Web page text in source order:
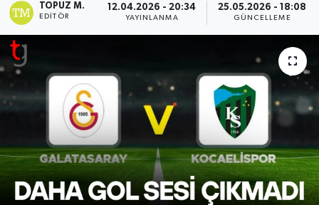
TOPUZ M.
EDITÖR
12.04.2026 - 20:34
YAYINLANMA
25.05.2026 - 18:08
GÜNCELLEME
TÜRKİYE